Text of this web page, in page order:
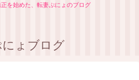
を始めた、転妻ぷにょのブログ
ょブログ